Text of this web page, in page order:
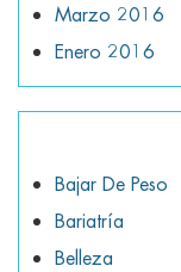
Marzo 2016
Enero 2016
Bajar De Peso
Bariatría
Belleza